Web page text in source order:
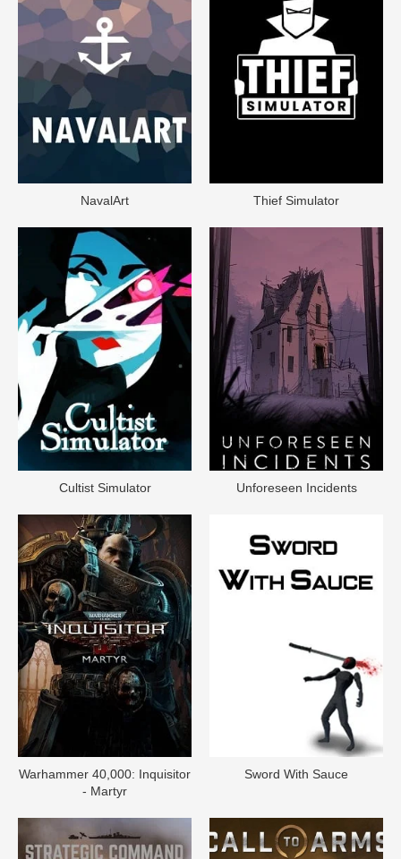
NavalArt Thief Simulator
Cultist Simulator Unforeseen Incidents
Warhammer 40,000: Inquisitor
- Martyr
Sword With Sauce